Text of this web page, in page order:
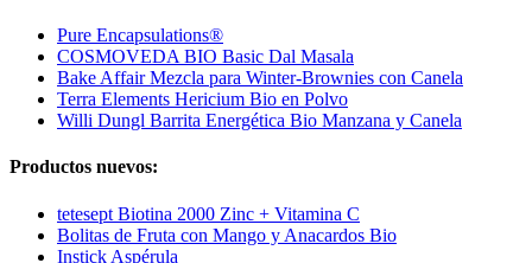
Pure Encapsulations®
COSMOVEDA BIO Basic Dal Masala
Bake Affair Mezcla para Winter-Brownies con Canela
Terra Elements Hericium Bio en Polvo
Willi Dungl Barrita Energética Bio Manzana y Canela
Productos nuevos:
tetesept Biotina 2000 Zinc + Vitamina C
Bolitas de Fruta con Mango y Anacardos Bio
Instick Aspérula